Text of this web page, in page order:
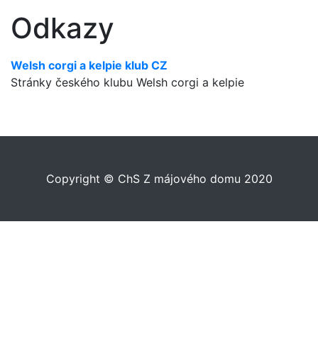
Odkazy
Welsh corgi a kelpie klub CZ
Stránky českého klubu Welsh corgi a kelpie
Copyright © ChS Z májového domu 2020